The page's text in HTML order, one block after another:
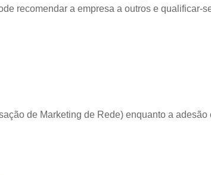
recomendar a empresa a outros e qualificar-
de Marketing de Rede) enquanto a adesão